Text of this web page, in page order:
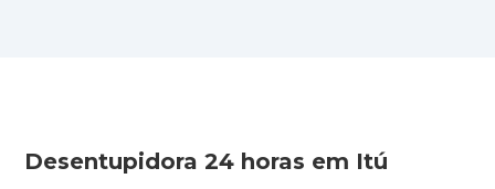
Desentupidora 24 horas em Itú